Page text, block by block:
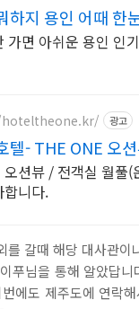
하지 용인 어때 한
가면 아쉬운 용인 인
광고
텔- THE ONE 오
오션뷰 / 전객실 월풀
합니다.
를 갈때 해당 대사관
푸님을 통해 알았답
에도 제주도에 연락